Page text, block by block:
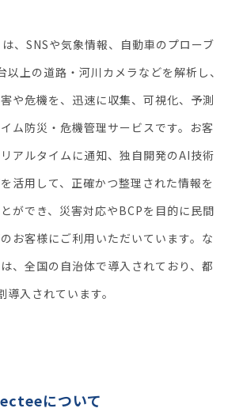
、SNSや気象情報、自動車のプローブ
以上の道路・河川カメラなどを解析し、
や危機を、迅速に収集、可視化、予測
ム防災・危機管理サービスです。お客
アルタイムに通知、独自開発のAI技術
活用して、正確かつ整理された情報を
ができ、災害対応やBCPを目的に民間
お客様にご利用いただいています。な
、全国の自治体で導入されており、都
入されています。
について​